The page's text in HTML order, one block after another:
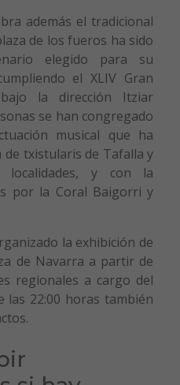
además el tradicional
de los fueros ha sido
elegido para su
el XLIV Gran
la dirección Itziar
se han congregado
musical que ha
de txistularis de Tafalla y
localidades, y con la
por la Coral Baigorri y
la exhibición de
de Navarra a partir de
regionales a cargo del
las 22:00 horas también